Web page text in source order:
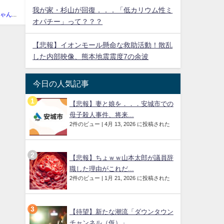
我が家・杉山が回復．．．「低カリウム性ミ
オパチー」って？？？
【悲報】イオンモール懸命な救助活動！散乱
した内部映像、熊本地震震度7の余波
今日の人気記事
【悲報】妻と娘を．．．安城市での
母子殺人事件、将来...
2件のビュー | 4月 13, 2026 に投稿された
【悲報】ちょｗｗ山本太郎が議員辞
職した理由がこれだ...
2件のビュー | 1月 21, 2026 に投稿された
【待望】新たな潮流「ダウンタウン